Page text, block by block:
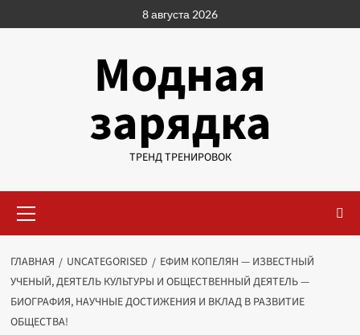
к
8 августа 2026
Модная
зарядка
ТРЕНД ТРЕНИРОВОК
меню
ГЛАВНАЯ UNCATEGORISED
ЕФИМ КОПЕЛЯН — ИЗВЕСТНЫЙ
УЧЕНЫЙ, ДЕЯТЕЛЬ КУЛЬТУРЫ И ОБЩЕСТВЕННЫЙ ДЕЯТЕЛЬ —
БИОГРАФИЯ, НАУЧНЫЕ ДОСТИЖЕНИЯ И ВКЛАД В РАЗВИТИЕ
ОБЩЕСТВА!